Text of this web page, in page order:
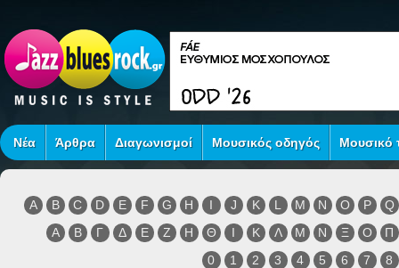
Νέα Άρθρα Διαγωνισμοί Μουσικός οδηγός Μουσικό
A B C D E F G H I J K L M N O P
Q
Α
Β Γ Δ Ε Ζ Η Θ Ι Κ Λ Μ Ν Ξ Ο
Π
0
1 2 3 4 5 6 7 8